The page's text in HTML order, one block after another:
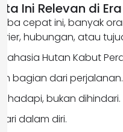
Ini Relevan di
cepat ini, banyak
hubungan, atau
Hutan Kabut
bagian dari perjalanan.
bukan dihindari.
dalam diri.